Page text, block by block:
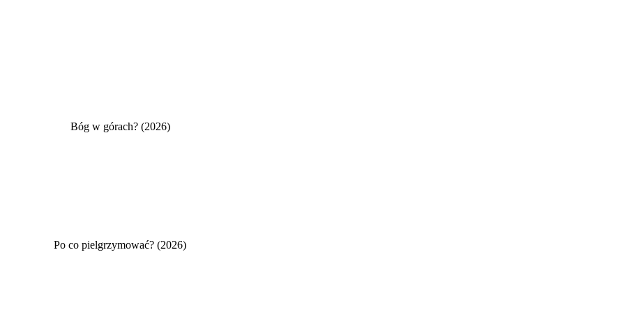
Bóg w górach? (2026)
Po co pielgrzymować? (2026)